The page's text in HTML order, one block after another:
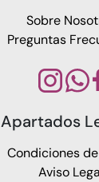
Sobre
Preguntas
Apartados
Condiciones
Aviso